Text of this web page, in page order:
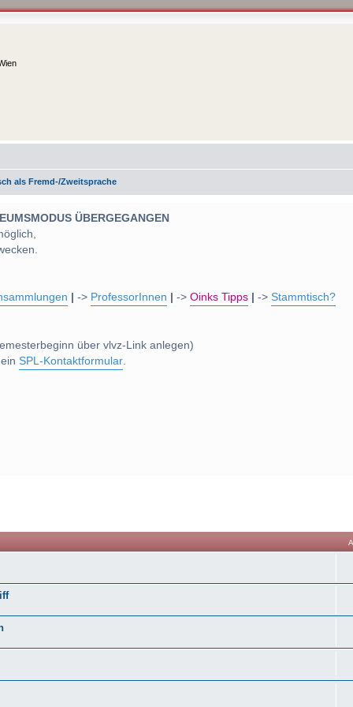
als Fremd-/Zweitsprache
ÜBERGEGANGEN
-> ProfessorInnen -> Oinks Tipps -> Stammtisch?
über vlvz-Link anlegen)
SPL-Kontaktformular.